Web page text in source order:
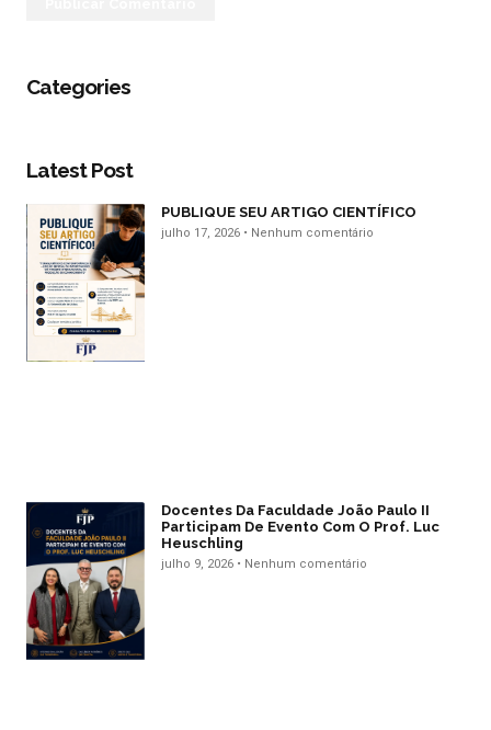
Categories
Latest Post
PUBLIQUE SEU ARTIGO CIENTÍFICO
julho 17, 2026 Nenhum comentário
Docentes Da Faculdade João Paulo II
Participam De Evento Com O Prof. Luc
Heuschling
julho 9, 2026 Nenhum comentário